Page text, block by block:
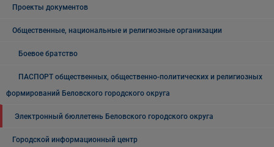
Проекты документов
Общественные, национальные и религиозные организации
Боевое братство
ПАСПОРТ общественных, общественно-политических и религиозных
формирований Беловского городского округа
Электронный бюллетень Беловского городского округа
Городской информационный центр